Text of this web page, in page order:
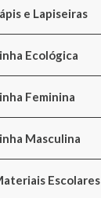
e Lapiseiras
Ecológica
Feminina
Masculina
Escolares